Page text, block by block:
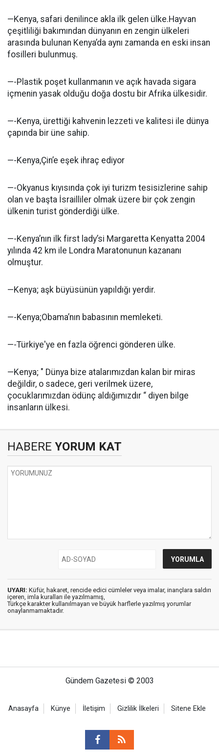
—Kenya, safari denilince akla ilk gelen ülke.Hayvan
çeşitliliği bakımından dünyanın en zengin ülkeleri
arasında bulunan Kenya’da aynı zamanda en eski insan
fosilleri bulunmuş.
—-Plastik poşet kullanmanın ve açık havada sigara
içmenin yasak olduğu doğa dostu bir Afrika ülkesidir.
—-Kenya, ürettiği kahvenin lezzeti ve kalitesi ile dünya
çapında bir üne sahip.
—-Kenya,Çin’e eşek ihraç ediyor
—-Okyanus kıyısında çok iyi turizm tesisizlerine sahip
olan ve başta İsrailliler olmak üzere bir çok zengin
ülkenin turist gönderdiği ülke.
—-Kenya’nın ilk first lady’si Margaretta Kenyatta 2004
yılında 42 km ile Londra Maratonunun kazananı
olmuştur.
—Kenya; aşk büyüsünün yapıldığı yerdir.
—-Kenya;Obama’nın babasının memleketi.
—-Türkiye'ye en fazla öğrenci gönderen ülke.
—Kenya; " Dünya bize atalarımızdan kalan bir miras
değildir, o sadece, geri verilmek üzere,
çocuklarımızdan ödünç aldığımızdır “ diyen bilge
insanların ülkesi.
HABERE YORUM KAT
UYARI: Küfür, hakaret, rencide edici cümleler veya imalar, inançlara saldırı
içeren, imla kuralları ile yazılmamış,
Türkçe karakter kullanılmayan ve büyük harflerle yazılmış yorumlar
onaylanmamaktadır.
Gündem Gazetesi © 2003
Anasayfa Künye İletişim Gizlilik İlkeleri Sitene Ekle